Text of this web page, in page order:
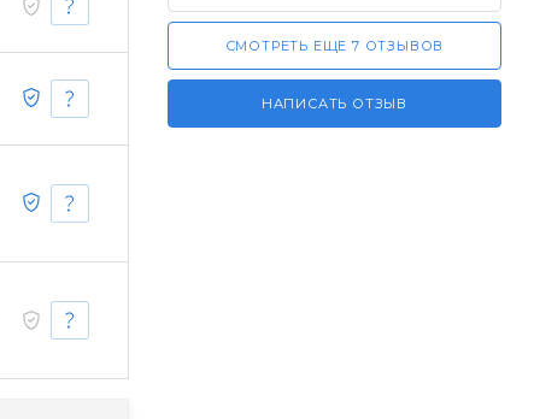
СМОТРЕТЬ ЕЩЕ 7 ОТЗЫВОВ
НАПИСАТЬ ОТЗЫВ